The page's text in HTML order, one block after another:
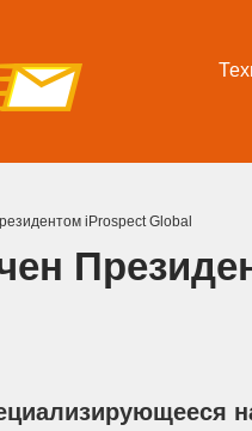
iProspect Global